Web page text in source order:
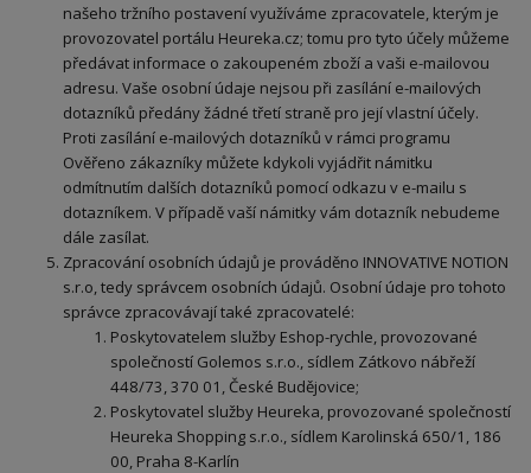
našeho tržního postavení využíváme zpracovatele, kterým je
provozovatel portálu Heureka.cz; tomu pro tyto účely můžeme
předávat informace o zakoupeném zboží a vaši e-mailovou
adresu. Vaše osobní údaje nejsou při zasílání e-mailových
dotazníků předány žádné třetí straně pro její vlastní účely.
Proti zasílání e-mailových dotazníků v rámci programu
Ověřeno zákazníky můžete kdykoli vyjádřit námitku
odmítnutím dalších dotazníků pomocí odkazu v e-mailu s
dotazníkem. V případě vaší námitky vám dotazník nebudeme
dále zasílat.
Zpracování osobních údajů je prováděno INNOVATIVE NOTION
s.r.o, tedy správcem osobních údajů. Osobní údaje pro tohoto
správce zpracovávají také zpracovatelé:
Poskytovatelem služby Eshop-rychle, provozované
společností Golemos s.r.o., sídlem Zátkovo nábřeží
448/73, 370 01, České Budějovice;
Poskytovatel služby Heureka, provozované společností
Heureka Shopping s.r.o., sídlem Karolinská 650/1, 186
00, Praha 8-Karlín